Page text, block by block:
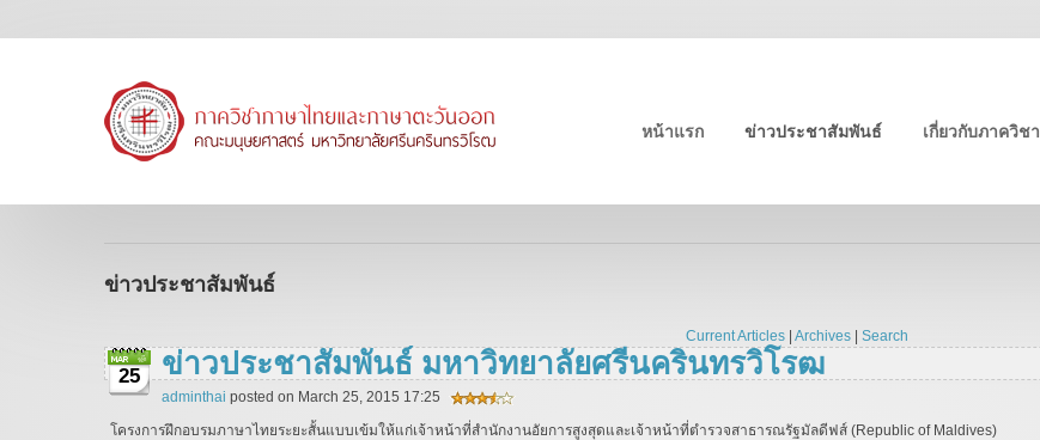
หน้าแรก ข่าวประชาสัมพันธ์ เกี่ยวกับภาควิชา
ข่าวประชาสัมพันธ์
Current Articles Archives Search
25 ข่าวประชาสัมพันธ์ มหาวิทยาลัยศรีนครินทรวิโรฒ
adminthai posted on March 25, 2015 17:25
โครงการฝึกอบรมภาษาไทยระยะสั้นแบบเข้มให้แก่เจ้าหน้าที่สำนักงานอัยการสูงสุดและเจ้าหน้าที่ตำรวจสาธารณรัฐมัลดีฟส์ (Republic of Maldives)